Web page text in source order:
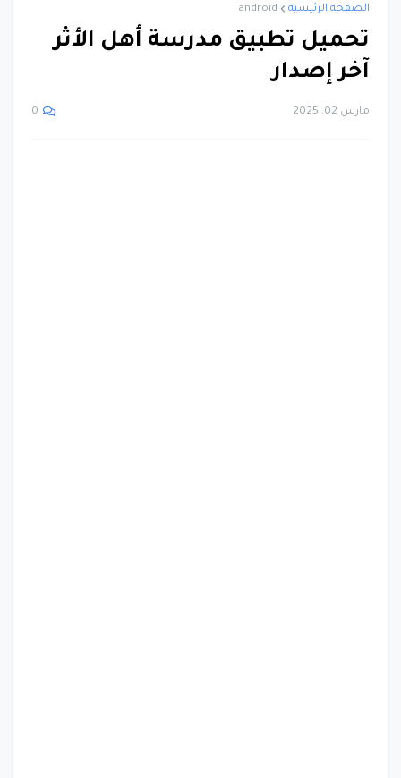
الصفحة الرئيسية android
تحميل تطبيق مدرسة أهل الأثر
آخر إصدار
مارس 02, 2025 0